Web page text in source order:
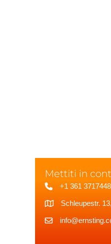
Mettiti in
+1 361 3717448
Schleupestr.